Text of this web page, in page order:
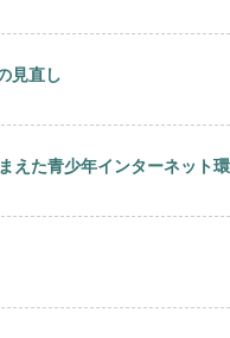
見直し
えた青少年インターネット環